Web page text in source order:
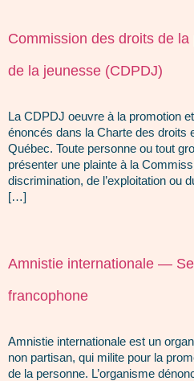
Commission des droits de
de la jeunesse (CDPDJ)
La CDPDJ oeuvre à la promotion
énoncés dans la Charte des droits
Québec. Toute personne ou tout
présenter une plainte à la
discrimination, de l’exploitation ou
[…]
Amnistie internationale —
francophone
Amnistie internationale est un
non partisan, qui milite pour la
de la personne. L’organisme